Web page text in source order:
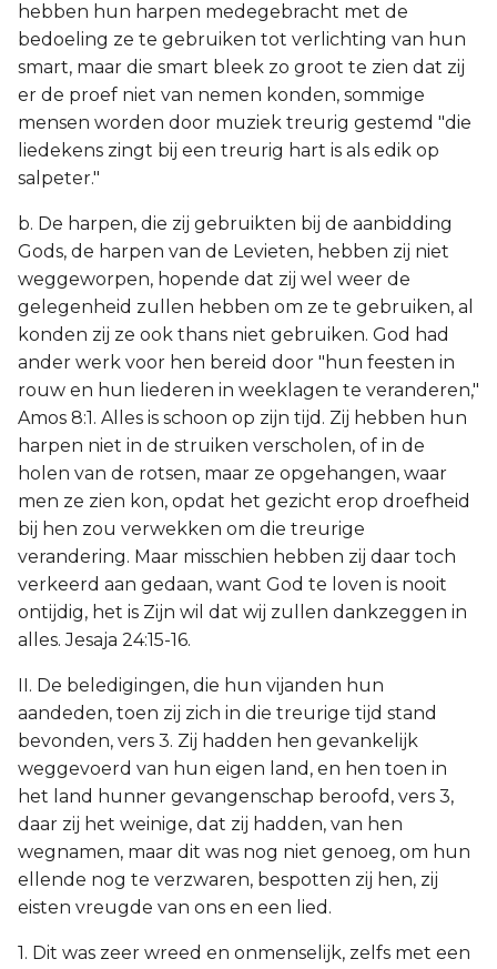
hebben hun harpen medegebracht met de
bedoeling ze te gebruiken tot verlichting van hun
smart, maar die smart bleek zo groot te zien dat zij
er de proef niet van nemen konden, sommige
mensen worden door muziek treurig gestemd "die
liedekens zingt bij een treurig hart is als edik op
salpeter."
b. De harpen, die zij gebruikten bij de aanbidding
Gods, de harpen van de Levieten, hebben zij niet
weggeworpen, hopende dat zij wel weer de
gelegenheid zullen hebben om ze te gebruiken, al
konden zij ze ook thans niet gebruiken. God had
ander werk voor hen bereid door "hun feesten in
rouw en hun liederen in weeklagen te veranderen,"
Amos 8:1. Alles is schoon op zijn tijd. Zij hebben hun
harpen niet in de struiken verscholen, of in de
holen van de rotsen, maar ze opgehangen, waar
men ze zien kon, opdat het gezicht erop droefheid
bij hen zou verwekken om die treurige
verandering. Maar misschien hebben zij daar toch
verkeerd aan gedaan, want God te loven is nooit
ontijdig, het is Zijn wil dat wij zullen dankzeggen in
alles. Jesaja 24:15-16.
II. De beledigingen, die hun vijanden hun
aandeden, toen zij zich in die treurige tijd stand
bevonden, vers 3. Zij hadden hen gevankelijk
weggevoerd van hun eigen land, en hen toen in
het land hunner gevangenschap beroofd, vers 3,
daar zij het weinige, dat zij hadden, van hen
wegnamen, maar dit was nog niet genoeg, om hun
ellende nog te verzwaren, bespotten zij hen, zij
eisten vreugde van ons en een lied.
1. Dit was zeer wreed en onmenselijk, zelfs met een